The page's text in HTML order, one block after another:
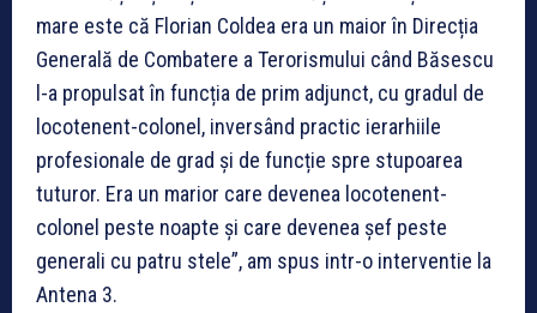
mare este că Florian Coldea era un maior în Direcția
Generală de Combatere a Terorismului când Băsescu
l-a propulsat în funcția de prim adjunct, cu gradul de
locotenent-colonel, inversând practic ierarhiile
profesionale de grad și de funcție spre stupoarea
tuturor. Era un marior care devenea locotenent-
colonel peste noapte și care devenea șef peste
generali cu patru stele”, am spus intr-o interventie la
Antena 3.